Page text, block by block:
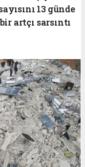
13 günde
artçı sarsıntı